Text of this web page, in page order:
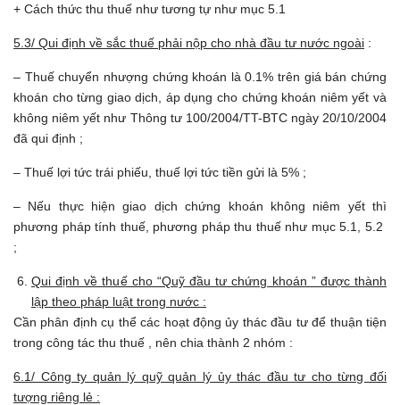
+ Cách thức thu thuế như tương tự như mục 5.1
5.3/ Qui định về sắc thuế phải nộp cho nhà đầu tư nước ngoài :
– Thuế chuyển nhượng chứng khoán là 0.1% trên giá bán chứng
khoán cho từng giao dịch, áp dụng cho chứng khoán niêm yết và
không niêm yết như Thông tư 100/2004/TT-BTC ngày 20/10/2004
đã qui định ;
– Thuế lợi tức trái phiếu, thuế lợi tức tiền gửi là 5% ;
– Nếu thực hiện giao dịch chứng khoán không niêm yết thì
phương pháp tính thuế, phương pháp thu thuế như mục 5.1, 5.2
;
Qui định về thuế cho “Quỹ đầu tư chứng khoán ” được thành
lập theo pháp luật trong nước :
Cần phân định cụ thể các hoạt động ủy thác đầu tư để thuận tiện
trong công tác thu thuế , nên chia thành 2 nhóm :
6.1/ Công ty quản lý quỹ quản lý ủy thác đầu tư cho từng đối
tượng riêng lẻ :